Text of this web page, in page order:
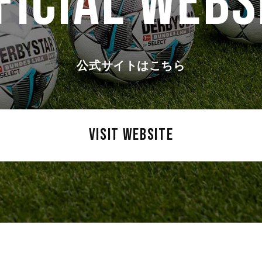
公式サイトはこちら
VISIT WEBSITE